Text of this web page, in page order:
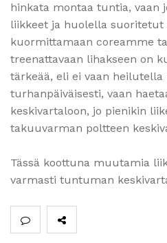
hinkata montaa tuntia, vaan
liikkeet ja huolella suoritetut
kuormittamaan coreamme
treenattavaan lihakseen on
tärkeää, eli ei vaan heilutella
turhanpäiväisesti, vaan
keskivartaloon, jo pienikin
takuuvarman poltteen
Tässä koottuna muutamia
varmasti tuntuman